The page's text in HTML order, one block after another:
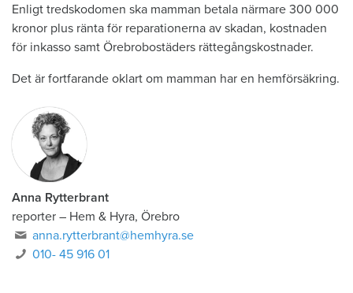
Enligt tredskodomen ska mamman betala närmare 300 000
kronor plus ränta för reparationerna av skadan, kostnaden
för inkasso samt Örebrobostäders rättegångskostnader.
Det är fortfarande oklart om mamman har en hemförsäkring.
Anna Rytterbrant
reporter – Hem & Hyra, Örebro
anna.rytterbrant@hemhyra.se
010- 45 916 01